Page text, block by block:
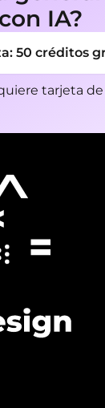
con IA?
50 créditos
tarjeta